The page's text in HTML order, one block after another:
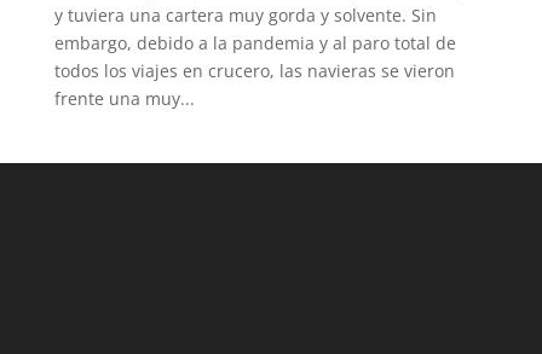
y tuviera una cartera muy gorda y solvente. Sin
embargo, debido a la pandemia y al paro total de
todos los viajes en crucero, las navieras se vieron
frente una muy...